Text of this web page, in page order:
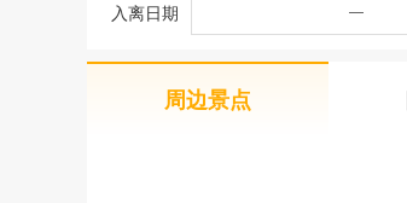
入离日期
周边景点